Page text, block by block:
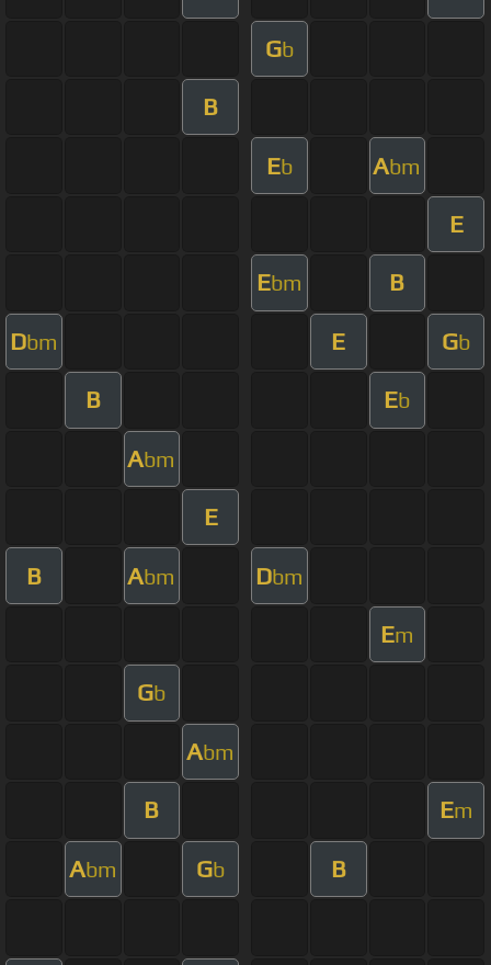
Gb
B
Eb Abm
E
Ebm B
Dbm E Gb
B Eb
Abm
E
B Abm Dbm
Em
Gb
Abm
B Em
Abm Gb B